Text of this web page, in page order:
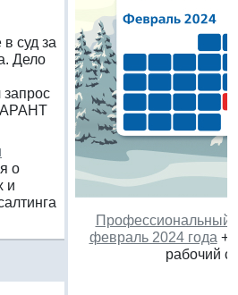
суд за
Дело
запрос
о
и
Профессиональный
февраль 2024 года +
рабочий